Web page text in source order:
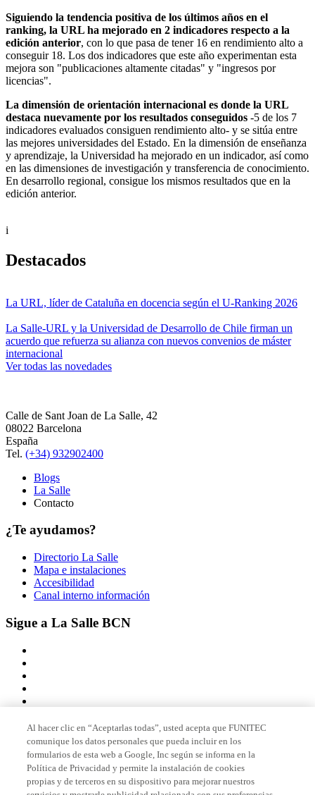
Siguiendo la tendencia positiva de los últimos años en el
ranking, la URL ha mejorado en 2 indicadores respecto a la
edición anterior, con lo que pasa de tener 16 en rendimiento alto a
conseguir 18. Los dos indicadores que este año experimentan esta
mejora son "publicaciones altamente citadas" y "ingresos por
licencias".
La dimensión de orientación internacional es donde la URL
destaca nuevamente por los resultados conseguidos -5 de los 7
indicadores evaluados consiguen rendimiento alto- y se sitúa entre
las mejores universidades del Estado. En la dimensión de enseñanza
y aprendizaje, la Universidad ha mejorado en un indicador, así como
en las dimensiones de investigación y transferencia de conocimiento.
En desarrollo regional, consigue los mismos resultados que en la
edición anterior.
i
Destacados
La URL, líder de Cataluña en docencia según el U-Ranking 2026
La Salle-URL y la Universidad de Desarrollo de Chile firman un
acuerdo que refuerza su alianza con nuevos convenios de máster
internacional
Ver todas las novedades
Calle de Sant Joan de La Salle, 42
08022 Barcelona
España
Tel. (+34) 932902400
Blogs
La Salle
Contacto
¿Te ayudamos?
Directorio La Salle
Mapa e instalaciones
Accesibilidad
Canal interno información
Sigue a La Salle BCN
Miembro de
Al hacer clic en “Aceptarlas todas”, usted acepta que FUNITEC
comunique los datos personales que pueda incluir en los
formularios de esta web a Google, Inc según se informa en la
Política de Privacidad y permite la instalación de cookies
propias y de terceros en su dispositivo para mejorar nuestros